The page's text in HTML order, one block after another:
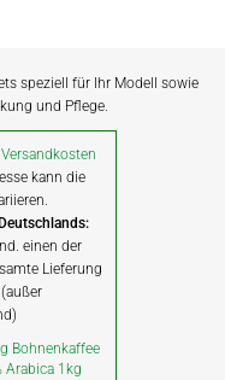
speziell für Ihr Modell sowie
und Pflege.
Versandkosten
kann die
einen der
Lieferung
Bohnenkaffee
Arabica 1kg